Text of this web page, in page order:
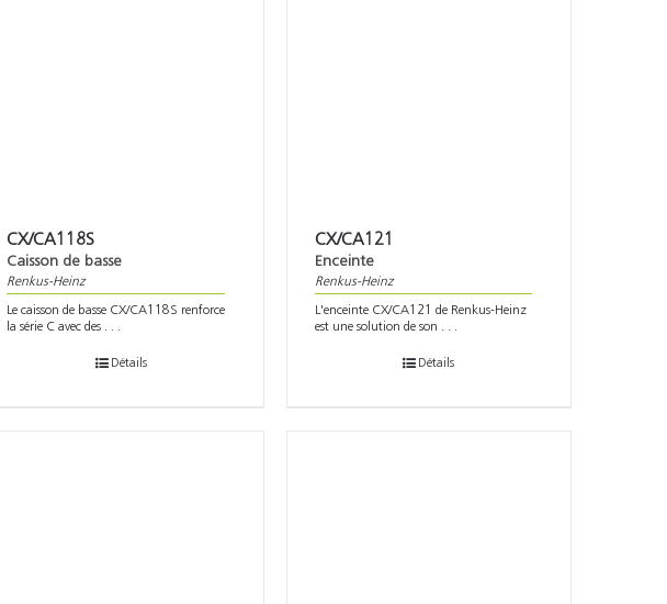
CX/CA118S
Caisson de basse
Renkus-Heinz
Le caisson de basse CX/CA118S renforce
la série C avec des . . .
Détails
CX/CA121
Enceinte
Renkus-Heinz
L'enceinte CX/CA121 de Renkus-Heinz
est une solution de son . . .
Détails